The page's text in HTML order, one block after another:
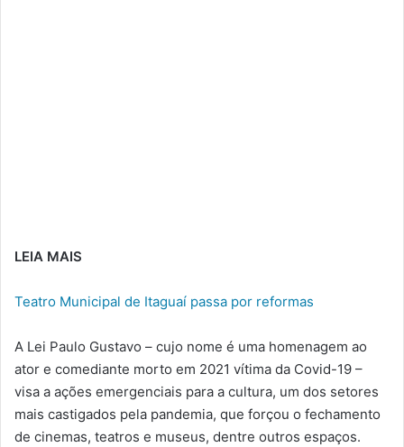
LEIA MAIS
Teatro Municipal de Itaguaí passa por reformas
A Lei Paulo Gustavo – cujo nome é uma homenagem ao
ator e comediante morto em 2021 vítima da Covid-19 –
visa a ações emergenciais para a cultura, um dos setores
mais castigados pela pandemia, que forçou o fechamento
de cinemas, teatros e museus, dentre outros espaços.